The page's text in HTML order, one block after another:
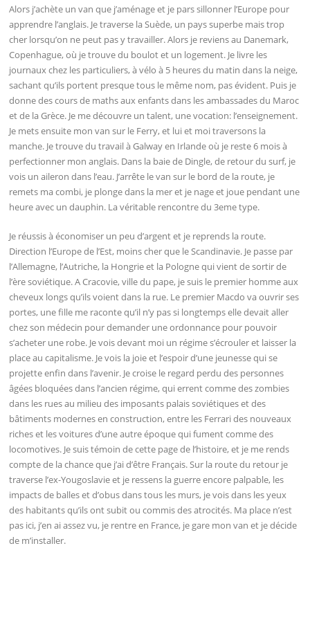
Alors j’achète un van que j’aménage et je pars sillonner l’Europe pour
apprendre l’anglais. Je traverse la Suède, un pays superbe mais trop
cher lorsqu’on ne peut pas y travailler. Alors je reviens au Danemark,
Copenhague, où je trouve du boulot et un logement. Je livre les
journaux chez les particuliers, à vélo à 5 heures du matin dans la neige,
sachant qu’ils portent presque tous le même nom, pas évident. Puis je
donne des cours de maths aux enfants dans les ambassades du Maroc
et de la Grèce. Je me découvre un talent, une vocation: l’enseignement.
Je mets ensuite mon van sur le Ferry, et lui et moi traversons la
manche. Je trouve du travail à Galway en Irlande où je reste 6 mois à
perfectionner mon anglais. Dans la baie de Dingle, de retour du surf, je
vois un aileron dans l’eau. J’arrête le van sur le bord de la route, je
remets ma combi, je plonge dans la mer et je nage et joue pendant une
heure avec un dauphin. La véritable rencontre du 3eme type.
Je réussis à économiser un peu d’argent et je reprends la route.
Direction l’Europe de l’Est, moins cher que le Scandinavie. Je passe par
l’Allemagne, l’Autriche, la Hongrie et la Pologne qui vient de sortir de
l’ère soviétique. A Cracovie, ville du pape, je suis le premier homme aux
cheveux longs qu’ils voient dans la rue. Le premier Macdo va ouvrir ses
portes, une fille me raconte qu’il n’y pas si longtemps elle devait aller
chez son médecin pour demander une ordonnance pour pouvoir
s’acheter une robe. Je vois devant moi un régime s’écrouler et laisser la
place au capitalisme. Je vois la joie et l’espoir d’une jeunesse qui se
projette enfin dans l’avenir. Je croise le regard perdu des personnes
âgées bloquées dans l’ancien régime, qui errent comme des zombies
dans les rues au milieu des imposants palais soviétiques et des
bâtiments modernes en construction, entre les Ferrari des nouveaux
riches et les voitures d’une autre époque qui fument comme des
locomotives. Je suis témoin de cette page de l’histoire, et je me rends
compte de la chance que j’ai d’être Français. Sur la route du retour je
traverse l’ex-Yougoslavie et je ressens la guerre encore palpable, les
impacts de balles et d’obus dans tous les murs, je vois dans les yeux
des habitants qu’ils ont subit ou commis des atrocités. Ma place n’est
pas ici, j’en ai assez vu, je rentre en France, je gare mon van et je décide
de m’installer.